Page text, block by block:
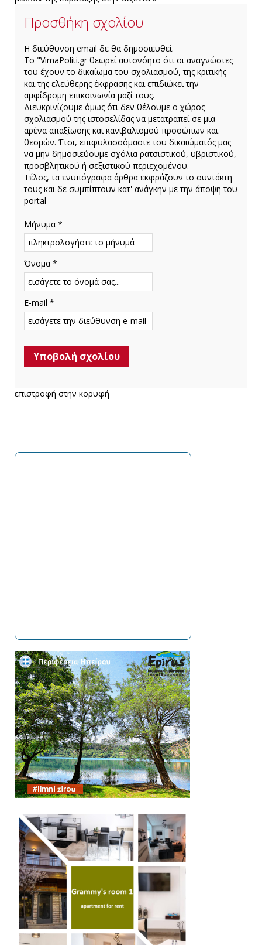
Προσθήκη σχολίου
H διεύθυνση email δε θα δημοσιευθεί.
Το "VimaPoliti.gr θεωρεί αυτονόητο ότι οι αναγνώστες
του έχουν το δικαίωμα του σχολιασμού, της κριτικής
και της ελεύθερης έκφρασης και επιδιώκει την
αμφίδρομη επικοινωνία μαζί τους.
Διευκρινίζουμε όμως ότι δεν θέλουμε ο χώρος
σχολιασμού της ιστοσελίδας να μετατραπεί σε μια
αρένα απαξίωσης και κανιβαλισμού προσώπων και
θεσμών. Έτσι, επιφυλασσόμαστε του δικαιώματός μας
να μην δημοσιεύουμε σχόλια ρατσιστικού, υβριστικού,
προσβλητικού ή σεξιστικού περιεχομένου.
Τέλος, τα ενυπόγραφα άρθρα εκφράζουν το συντάκτη
τους και δε συμπίπτουν κατ' ανάγκην με την άποψη του
portal
Μήνυμα *
Όνομα *
E-mail *
επιστροφή στην κορυφή